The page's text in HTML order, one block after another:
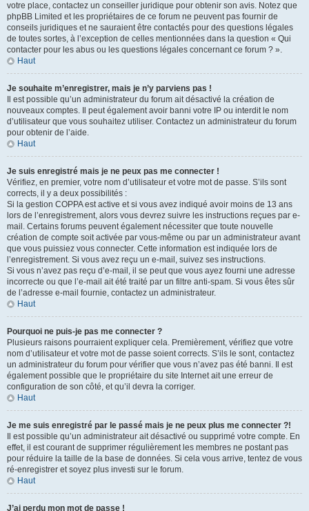
votre place, contactez un conseiller juridique pour obtenir son avis. Notez que
phpBB Limited et les propriétaires de ce forum ne peuvent pas fournir de
conseils juridiques et ne sauraient être contactés pour des questions légales
de toutes sortes, à l’exception de celles mentionnées dans la question « Qui
contacter pour les abus ou les questions légales concernant ce forum ? ».
Haut
Je souhaite m’enregistrer, mais je n’y parviens pas !
Il est possible qu’un administrateur du forum ait désactivé la création de
nouveaux comptes. Il peut également avoir banni votre IP ou interdit le nom
d’utilisateur que vous souhaitez utiliser. Contactez un administrateur du forum
pour obtenir de l’aide.
Haut
Je suis enregistré mais je ne peux pas me connecter !
Vérifiez, en premier, votre nom d’utilisateur et votre mot de passe. S’ils sont
corrects, il y a deux possibilités :
Si la gestion COPPA est active et si vous avez indiqué avoir moins de 13 ans
lors de l’enregistrement, alors vous devrez suivre les instructions reçues par e-
mail. Certains forums peuvent également nécessiter que toute nouvelle
création de compte soit activée par vous-même ou par un administrateur avant
que vous puissiez vous connecter. Cette information est indiquée lors de
l’enregistrement. Si vous avez reçu un e-mail, suivez ses instructions.
Si vous n’avez pas reçu d’e-mail, il se peut que vous ayez fourni une adresse
incorrecte ou que l’e-mail ait été traité par un filtre anti-spam. Si vous êtes sûr
de l’adresse e-mail fournie, contactez un administrateur.
Haut
Pourquoi ne puis-je pas me connecter ?
Plusieurs raisons pourraient expliquer cela. Premièrement, vérifiez que votre
nom d’utilisateur et votre mot de passe soient corrects. S’ils le sont, contactez
un administrateur du forum pour vérifier que vous n’avez pas été banni. Il est
également possible que le propriétaire du site Internet ait une erreur de
configuration de son côté, et qu’il devra la corriger.
Haut
Je me suis enregistré par le passé mais je ne peux plus me connecter ?!
Il est possible qu’un administrateur ait désactivé ou supprimé votre compte. En
effet, il est courant de supprimer régulièrement les membres ne postant pas
pour réduire la taille de la base de données. Si cela vous arrive, tentez de vous
ré-enregistrer et soyez plus investi sur le forum.
Haut
J’ai perdu mon mot de passe !